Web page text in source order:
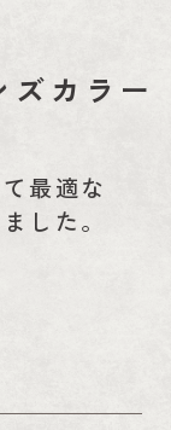
ズカラー
最適な
した。